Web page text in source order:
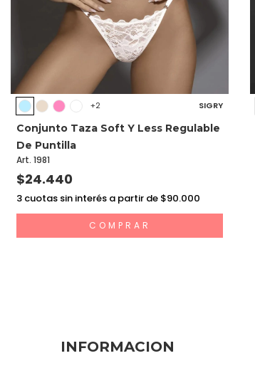
+2 SIGRY
Conjunto Taza Soft Y Less Regulable
De Puntilla
Art. 1981
$24.440
3 cuotas sin interés a partir de $90.000
COMPRAR
INFORMACION